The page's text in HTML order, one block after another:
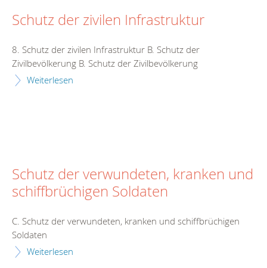
Schutz der zivilen Infrastruktur
8. Schutz der zivilen Infrastruktur B. Schutz der
Zivilbevölkerung B. Schutz der Zivilbevölkerung
Weiterlesen
Schutz der verwundeten, kranken und
schiffbrüchigen Soldaten
C. Schutz der verwundeten, kranken und schiffbrüchigen
Soldaten
Weiterlesen